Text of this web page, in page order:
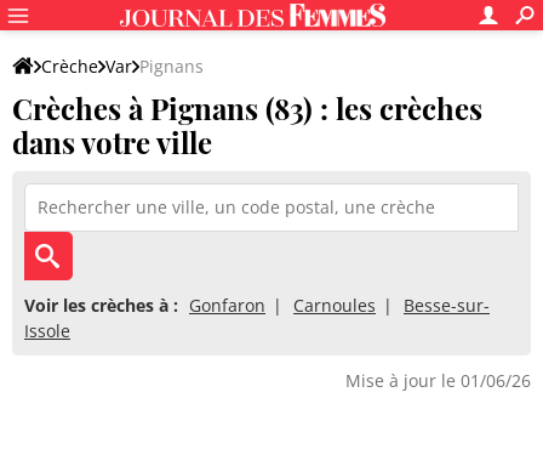
Crèche Var Pignans
Crèches à Pignans (83) : les crèches
dans votre ville
Voir les crèches à : Gonfaron Carnoules
Besse-sur-
Issole
Mise à jour le 01/06/26